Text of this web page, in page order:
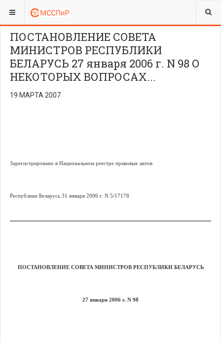
ВЫ ЗДЕСЬ:
ПОСТАНОВЛЕНИЕ СОВЕТА
МИНИСТРОВ РЕСПУБЛИКИ
БЕЛАРУСЬ 27 января 2006 г. N 98 О
НЕКОТОРЫХ ВОПРОСАХ...
19 МАРТА 2007
Зарегистрировано в Национальном реестре правовых актов
Республики Беларусь 31 января 2006 г. N 5/17178
ПОСТАНОВЛЕНИЕ СОВЕТА МИНИСТРОВ РЕСПУБЛИКИ БЕЛАРУСЬ
27 января 2006 г. N 98